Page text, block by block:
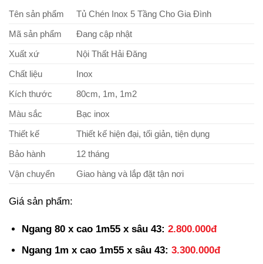
Tên sản phẩm
Tủ Chén Inox 5 Tầng Cho Gia Đình
Mã sản phẩm
Đang cập nhật
Xuất xứ
Nội Thất Hải Đăng
Chất liệu
Inox
Kích thước
80cm, 1m, 1m2
Màu sắc
Bạc inox
Thiết kế
Thiết kế hiện đại, tối giản, tiện dụng
Bảo hành
12 tháng
Vận chuyển
Giao hàng và lắp đặt tận nơi
Giá sản phẩm:
Ngang 80 x cao 1m55 x sâu 43: 2.800.000đ
Ngang 1m x cao 1m55 x sâu 43: 3.300.000đ